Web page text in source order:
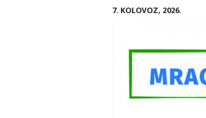
7. KOLOVOZ, 2026.